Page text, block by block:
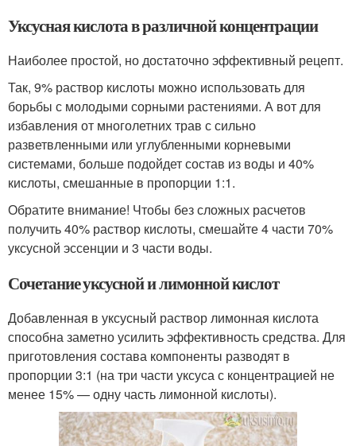
Уксусная кислота в различной концентрации
Наиболее простой, но достаточно эффективный рецепт.
Так, 9% раствор кислоты можно использовать для
борьбы с молодыми сорными растениями. А вот для
избавления от многолетних трав с сильно
разветвленными или углубленными корневыми
системами, больше подойдет состав из воды и 40%
кислоты, смешанные в пропорции 1:1.
Обратите внимание! Чтобы без сложных расчетов
получить 40% раствор кислоты, смешайте 4 части 70%
уксусной эссенции и 3 части воды.
Сочетание уксусной и лимонной кислот
Добавленная в уксусный раствор лимонная кислота
способна заметно усилить эффективность средства. Для
приготовления состава компоненты разводят в
пропорции 3:1 (на три части уксуса с концентрацией не
менее 15% — одну часть лимонной кислоты).